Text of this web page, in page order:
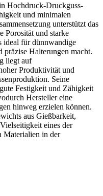
Hochdruck-Druckguss-
und minimalen
unterstützt das
Porosität und starke
ideal für dünnwandige
Halterungen macht.
liegt auf
Produktivität und
. Seine
Festigkeit und Zähigkeit
Hersteller eine
hinweg erzielen können.
aus Gießbarkeit,
eines der
Materialien in der